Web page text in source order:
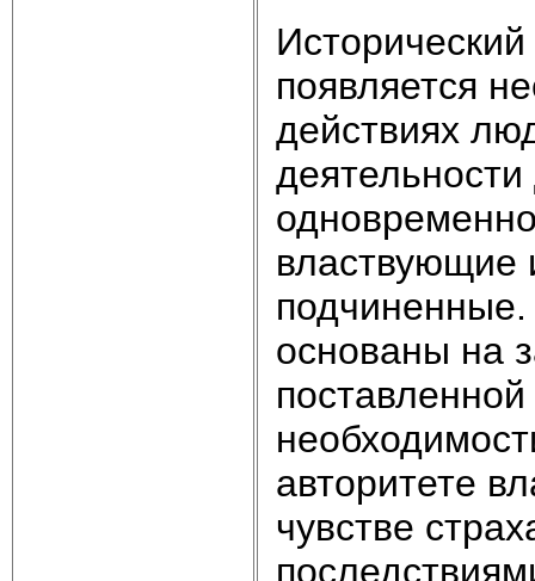
появляется
действиях
властвующие
основаны на
авторитете
чувстве